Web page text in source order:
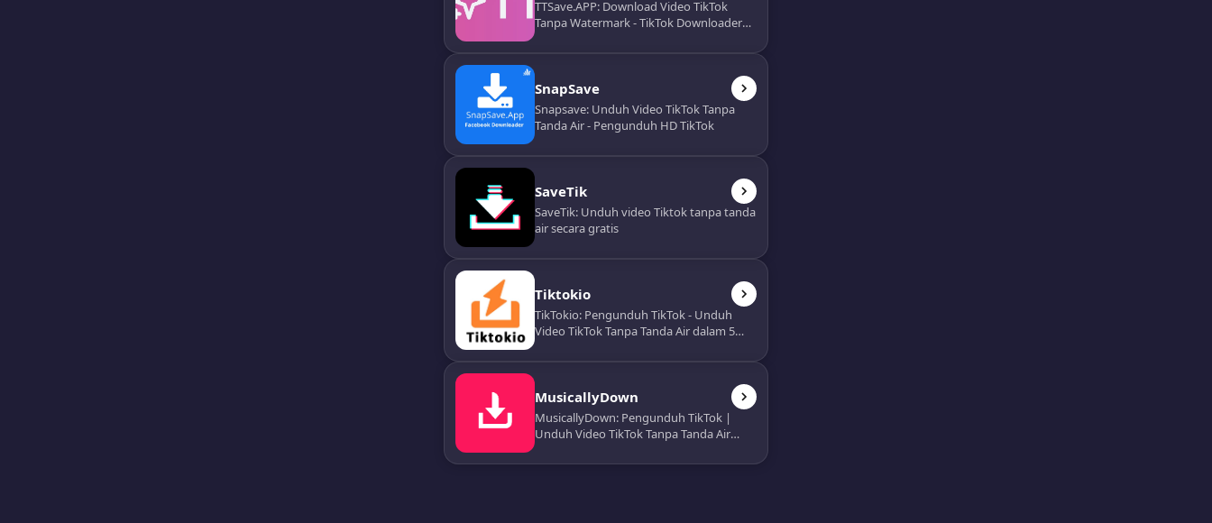
TTSave.APP: Download Video TikTok
Tanpa Watermark - TikTok Downloader
SnapSave
Snapsave: Unduh Video TikTok Tanpa
Tanda Air - Pengunduh HD TikTok
SaveTik
SaveTik: Unduh video Tiktok tanpa tanda
air secara gratis
Tiktokio
TikTokio: Pengunduh TikTok - Unduh
Video TikTok Tanpa Tanda Air dalam 5
MusicallyDown
MusicallyDown: Pengunduh TikTok |
Unduh Video TikTok Tanpa Tanda Air